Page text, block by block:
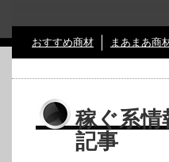
おすすめ商材 まあまあ商
稼ぐ系情
記事